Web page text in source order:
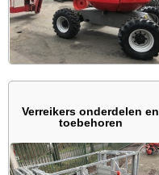
Verreikers onderdelen en
toebehoren